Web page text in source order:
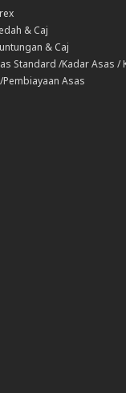
& Caj
& Caj
Standard /Kadar Asas /
Pembiayaan Asas